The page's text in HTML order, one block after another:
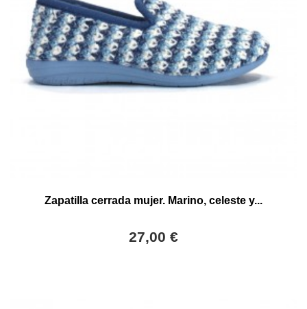
Zapatilla cerrada mujer. Marino, celeste y...
27,00 €